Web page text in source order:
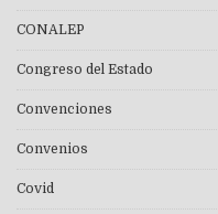
CONALEP
Congreso del Estado
Convenciones
Convenios
Covid